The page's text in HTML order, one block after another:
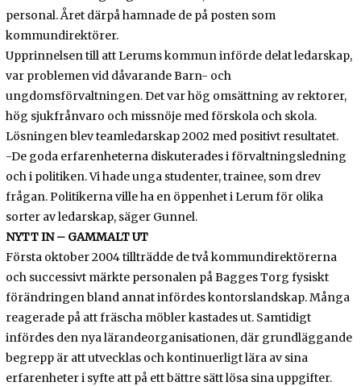
personal. Året därpå hamnade de på posten som
kommundirektörer.
Upprinnelsen till att Lerums kommun införde delat ledarskap,
var problemen vid dåvarande Barn- och
ungdomsförvaltningen. Det var hög omsättning av rektorer,
hög sjukfrånvaro och missnöje med förskola och skola.
Lösningen blev teamledarskap 2002 med positivt resultatet.
-De goda erfarenheterna diskuterades i förvaltningsledning
och i politiken. Vi hade unga studenter, trainee, som drev
frågan. Politikerna ville ha en öppenhet i Lerum för olika
sorter av ledarskap, säger Gunnel.
NYTT IN – GAMMALT UT
Första oktober 2004 tillträdde de två kommundirektörerna
och successivt märkte personalen på Bagges Torg fysiskt
förändringen bland annat infördes kontorslandskap. Många
reagerade på att fräscha möbler kastades ut. Samtidigt
infördes den nya lärandeorganisationen, där grundläggande
begrepp är att utvecklas och kontinuerligt lära av sina
erfarenheter i syfte att på ett bättre sätt lösa sina uppgifter.